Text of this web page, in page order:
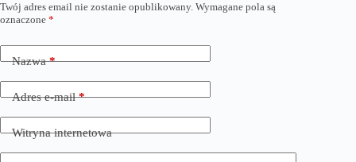
Twój adres email nie zostanie opublikowany. Wymagane pola są
oznaczone *
Nazwa*
Adres e-mail*
Witryna internetowa